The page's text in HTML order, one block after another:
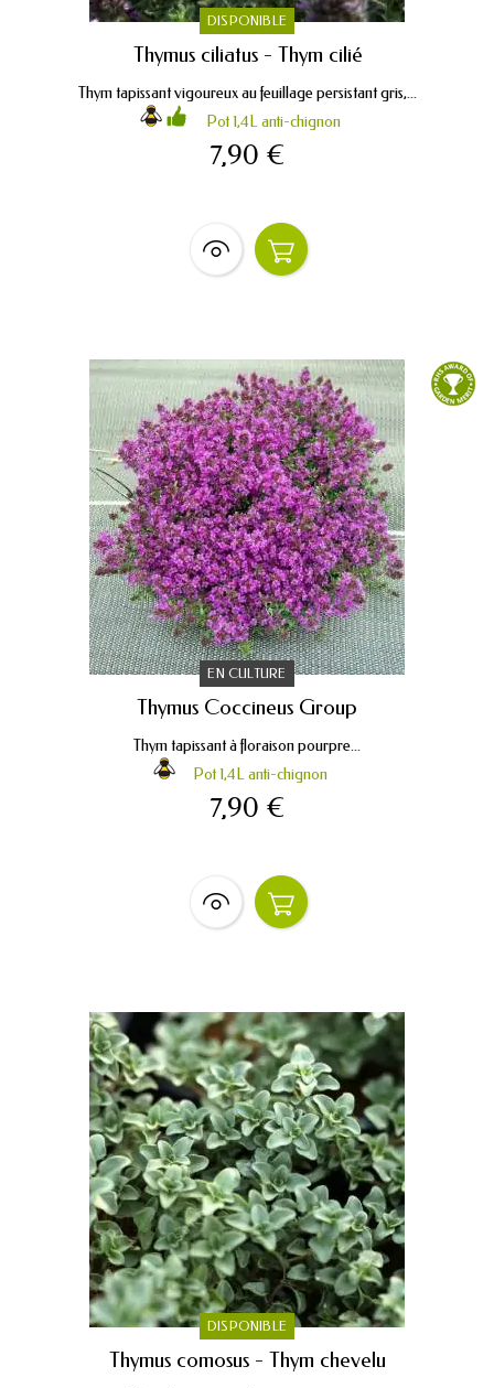
DISPONIBLE
Thymus ciliatus - Thym cilié
Thym tapissant vigoureux au feuillage persistant gris,...
Pot 1,4L anti-chignon
7,90 €
EN CULTURE
Thymus Coccineus Group
Thym tapissant à floraison pourpre...
Pot 1,4L anti-chignon
7,90 €
DISPONIBLE
Thymus comosus - Thym chevelu